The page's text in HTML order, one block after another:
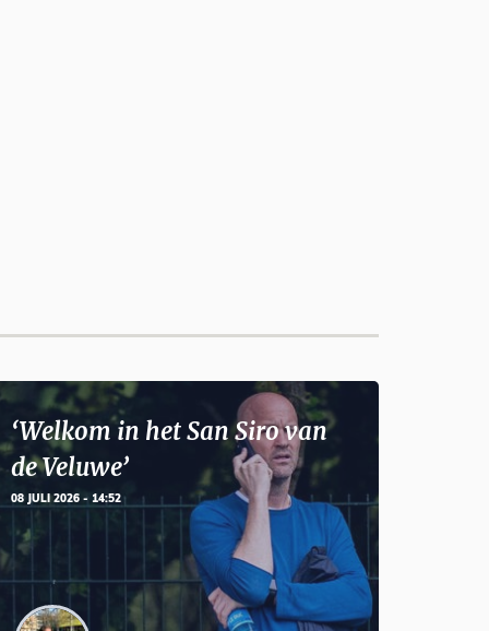
‘Welkom in het San Siro van
de Veluwe’
08 JULI 2026 - 14:52